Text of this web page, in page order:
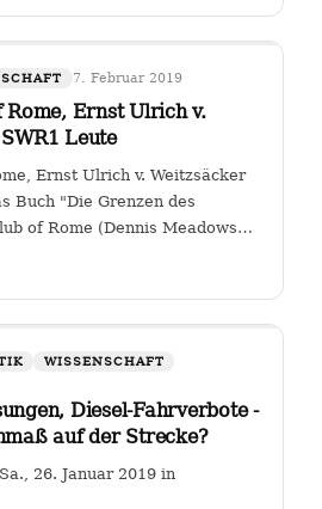
7. Februar 2019
Rome, Ernst Ulrich v.
Leute
Ernst Ulrich v. Weitzsäcker
Buch "Die Grenzen des
of Rome (Dennis Meadows
WISSENSCHAFT
Diesel-Fahrverbote -
auf der Strecke?
26. Januar 2019 in